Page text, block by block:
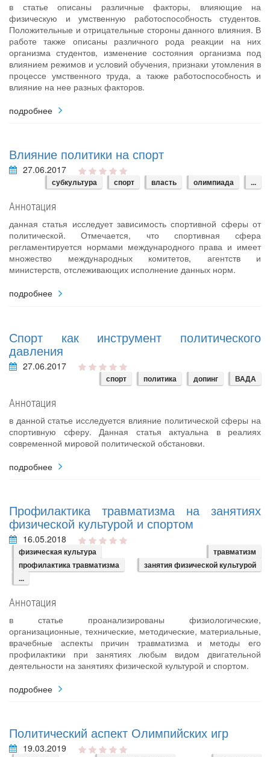
в статье описаны различные факторы, влияющие на
физическую и умственную работоспособность студентов.
Положительные и отрицательные стороны данного влияния. В
работе также описаны различного рода реакции на них
организма студентов, изменение состояния организма под
влиянием режимов и условий обучения, признаки утомления в
процессе умственного труда, а также работоспособность и
влияние на нее разных факторов.
подробнее
Влияние политики на спорт
27.06.2017
субкультура спорт власть олимпиада ...
Аннотация
данная статья исследует зависимость спортивной сферы от
политической. Отмечается, что спортивная сфера
регламентируется нормами международного права и имеет
множество международных комитетов, агентств и
министерств, отслеживающих исполнение данных норм.
подробнее
Спорт как инструмент политического
давления
27.06.2017
спорт политика допинг ВАДА
Аннотация
в данной статье исследуется влияние политической сферы на
спортивную сферу. Данная статья актуальна в реалиях
современной мировой политической обстановки.
подробнее
Профилактика травматизма на занятиях
физической культурой и спортом
16.05.2018
физическая культура
травматизм
профилактика травматизма
занятия физической культурой
...
Аннотация
в статье проанализированы физиологические,
организационные, технические, методические, материальные,
врачебные аспекты причин травматизма и методы его
профилактики при занятиях любым видом двигательной
деятельности на занятиях физической культурой и спортом.
подробнее
Политический аспект Олимпийских игр
19.03.2019